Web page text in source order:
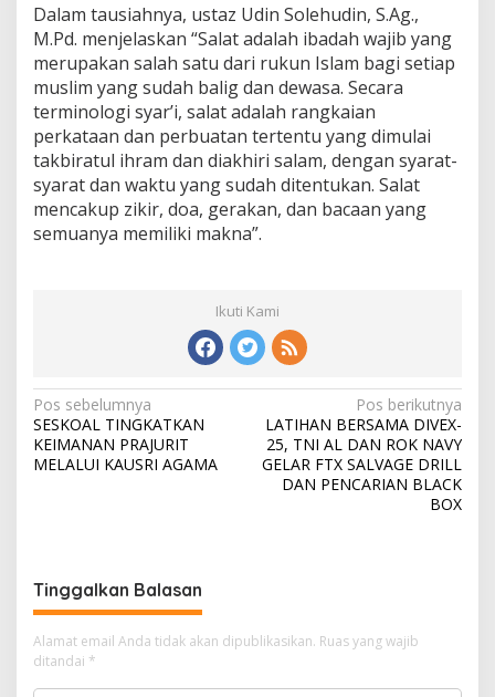
Dalam tausiahnya, ustaz Udin Solehudin, S.Ag.,
M.Pd. menjelaskan “Salat adalah ibadah wajib yang
merupakan salah satu dari rukun Islam bagi setiap
muslim yang sudah balig dan dewasa. Secara
terminologi syar’i, salat adalah rangkaian
perkataan dan perbuatan tertentu yang dimulai
takbiratul ihram dan diakhiri salam, dengan syarat-
syarat dan waktu yang sudah ditentukan. Salat
mencakup zikir, doa, gerakan, dan bacaan yang
semuanya memiliki makna”.
Ikuti Kami
N
a
v
s
i
p
o
Pos sebelumnya
SESKOAL TINGKATKAN
KEIMANAN PRAJURIT
MELALUI KAUSRI AGAMA
Pos berikutnya
LATIHAN BERSAMA DIVEX-
25, TNI AL DAN ROK NAVY
GELAR FTX SALVAGE DRILL
DAN PENCARIAN BLACK
BOX
Tinggalkan Balasan
Alamat email Anda tidak akan dipublikasikan. Ruas yang wajib
ditandai *